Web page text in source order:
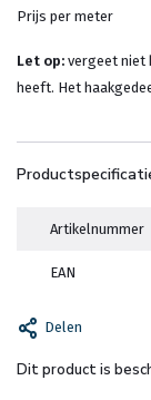
Prijs per meter
Let op: vergeet niet
heeft. Het
Artikelnummer
EAN
Delen
Dit product is